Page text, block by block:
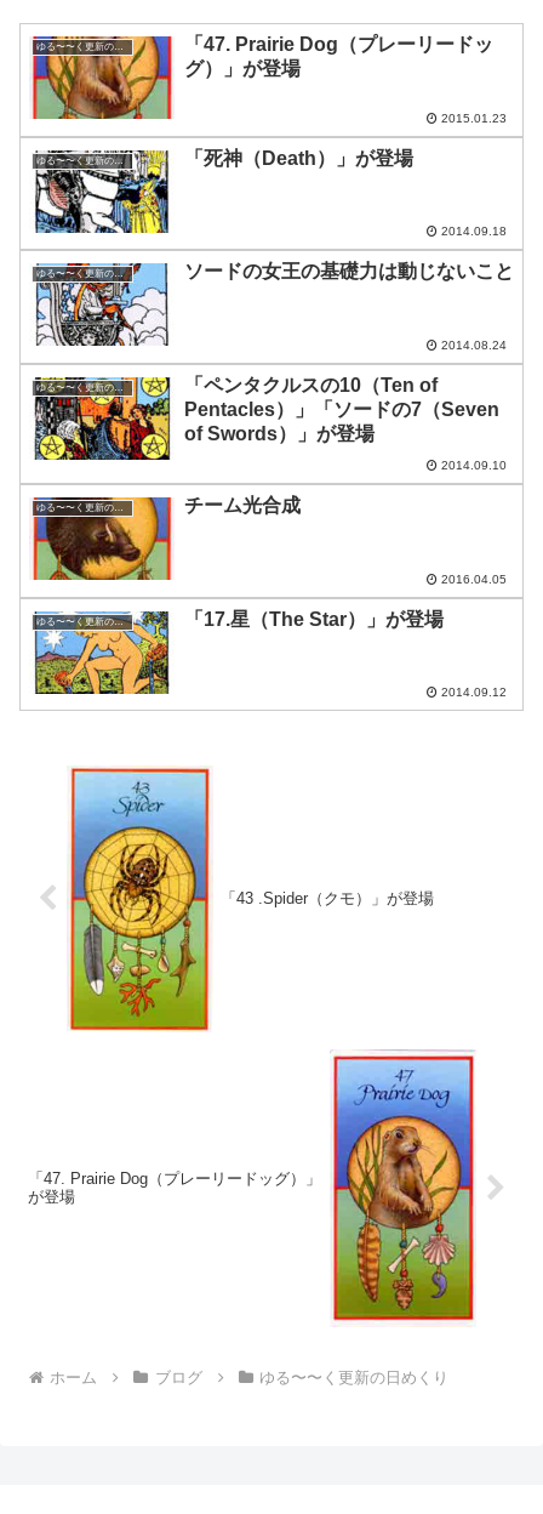
ゆる〜〜く更新の日めくり
「47. Prairie Dog（プレーリードッ
グ）」が登場
2015.01.23
ゆる〜〜く更新の日めくり 「死神（Death）」が登場
2014.09.18
ゆる〜〜く更新の日めくり ソードの女王の基礎力は動じないこと
2014.08.24
ゆる〜〜く更新の日めくり
「ペンタクルスの10（Ten of
Pentacles）」「ソードの7（Seven
of Swords）」が登場
2014.09.10
ゆる〜〜く更新の日めくり チーム光合成
2016.04.05
ゆる〜〜く更新の日めくり 「17.星（The Star）」が登場
2014.09.12
「43 .Spider（クモ）」が登場
「47. Prairie Dog（プレーリードッグ）」
が登場
ホーム ブログ ゆる〜〜く更新の日めくり